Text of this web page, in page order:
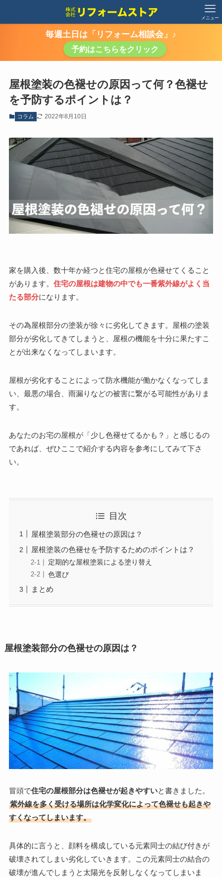
メニュー
毎週土日は「リフォーム相談会」♪
予約はこちらをクリック
屋根塗装の色褪せの原因って何？色褪せ
を予防するポイントは？
コラム 2022年8月10日
家を購入後、数十年か経つと住宅の屋根が色褪せてくること
があります。 住宅の屋根は建物の中でも一番紫外線がよく当
たる部分になります。
その為屋根部分の塗装が徐々に劣化してきます。屋根の塗装
部分が劣化してきてしまうと、屋根の機能を十分に果たすこ
とが出来なくなってしまいます。
屋根が劣化することによって防水機能が働かなくなってしま
い、最悪の場合、雨漏りなどの被害に繋がる可能性がありま
す。
あなたのお宅の屋根が「少し色褪せてるかも？」と感じるの
であれば、ぜひここで紹介する内容を参考にしてみて下さ
い。
目次
屋根塗装部分の色褪せの原因は？
屋根塗装の色褪せを予防するためのポイントは？
定期的な屋根塗装による塗り替え
色選び
まとめ
屋根塗装部分の色褪せの原因は？
冒頭で住宅の屋根部分は色褪せが起きやすいと書きました。
紫外線を多く受ける場所は化学変化によって色褪せも起きや
すくなってしまいます。
具体的に言うと、顔料を構成している元素同士の結び付きが
破壊されてしまい劣化していきます。この元素同士の結合の
破壊が進んでしまうと太陽光を反射しなくなってしまいま